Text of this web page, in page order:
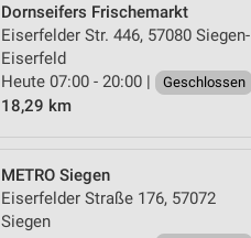
Dornseifers Frischemarkt
Eiserfelder Str. 446, 57080 Siegen-
Eiserfeld
Heute 07:00 - 20:00 |
Geschlossen
18,29 km
METRO Siegen
Eiserfelder Straße 176, 57072
Siegen